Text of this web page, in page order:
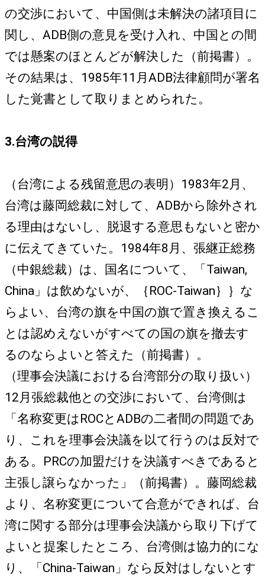
の交渉において、中国側は未解決の諸項目に
関し、ADB側の意見を受け入れ、中国との間
では懸案のほとんどが解決した（前掲書）。
その結果は、1985年11月ADB法律顧問が署名
した覚書として取りまとめられた。
3.台湾の説得
（台湾による残留意思の表明）1983年2月、
台湾は藤岡総裁に対して、ADBから除外され
る理由はないし、脱退する意思もないと密か
に伝えてきていた。1984年8月、張継正総務
（中銀総裁）は、国名について、「Taiwan,
China」は飲めないが、｛ROC-Taiwan｝｝な
らよい、台湾の旗を中国の旗で置き換えるこ
とは認めえないがすべての国の旗を撤去す
るのならよいと答えた（前掲書）。
（理事会決議における台湾部分の取り扱い）
12月張総裁他との交渉において、台湾側は
「名称変更はROCとADBの二者間の問題であ
り、これを理事会決議を以て行うのは反対で
ある。PRCの加盟だけを決議すべきであると
主張し譲らなかった」（前掲書）。藤岡総裁
より、名称変更について合意ができれば、台
湾に関する部分は理事会決議から取り下げて
よいと提案したところ、台湾側は協力的にな
り、「China-Taiwan」なら反対はしないとす